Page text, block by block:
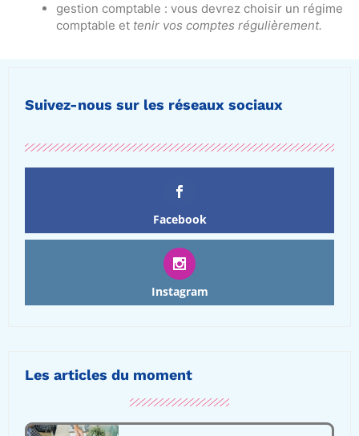
gestion comptable : vous devrez choisir un régime
comptable et tenir vos comptes régulièrement.
Suivez-nous sur les réseaux sociaux
Facebook
Instagram
Les articles du moment